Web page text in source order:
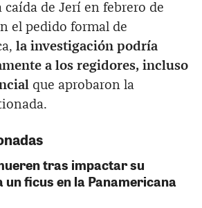
caída de Jerí en febrero de
el pedido formal de
la investigación podría
a los regidores, incluso
que aprobaron la
tras impactar su
ficus en la Panamericana